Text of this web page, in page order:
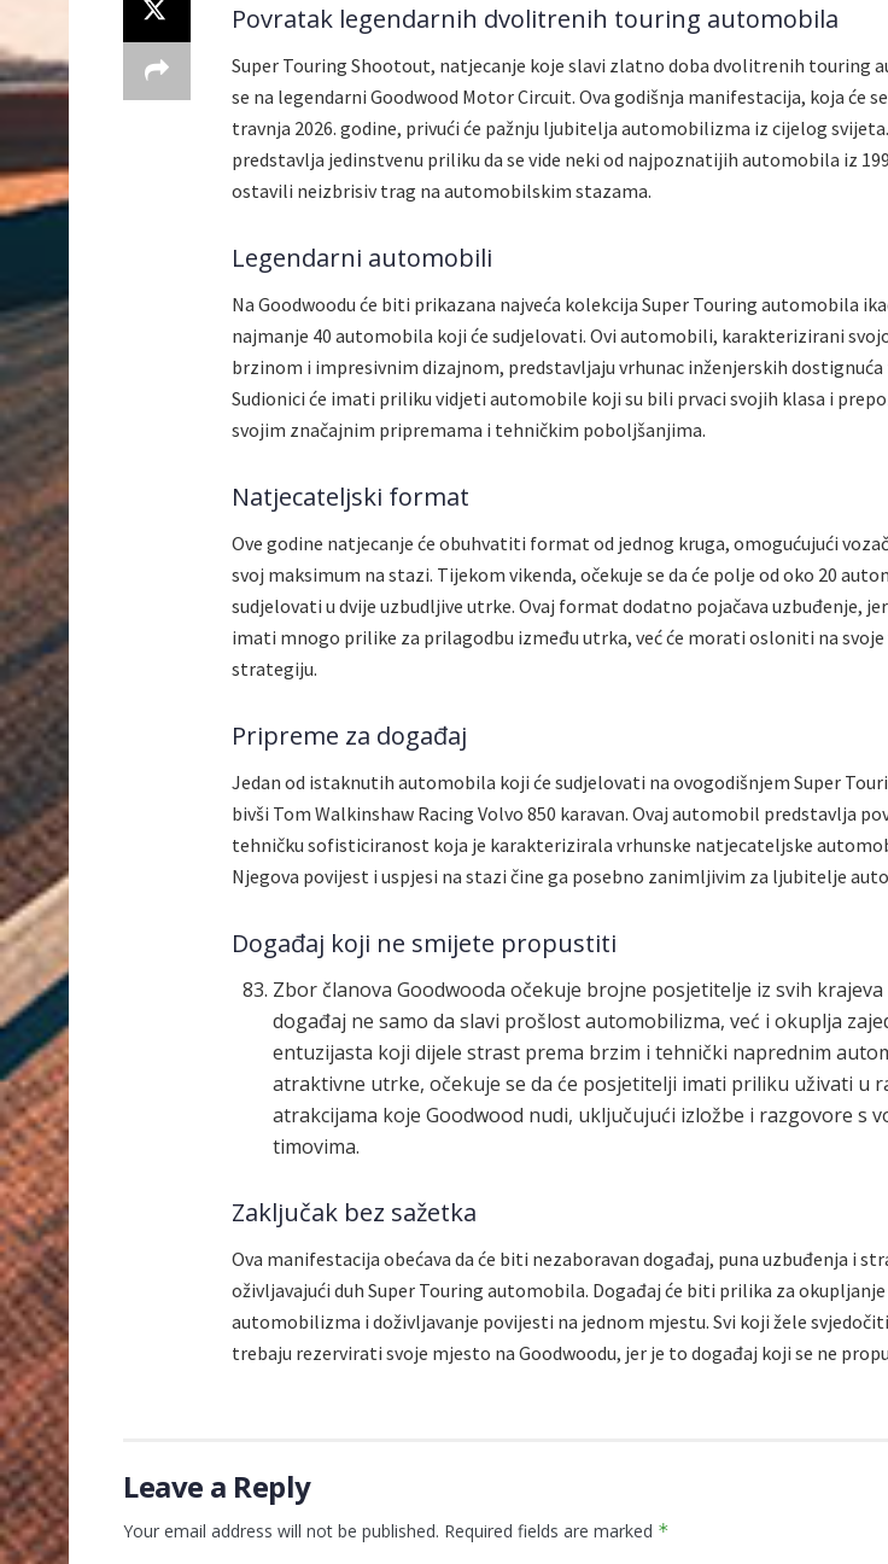
Povratak legendarnih dvolitrenih touring automobila
Super Touring Shootout, natjecanje koje slavi zlatno doba dvolitrenih touring
se na legendarni Goodwood Motor Circuit. Ova godišnja manifestacija, koja će
travnja 2026. godine, privući će pažnju ljubitelja automobilizma iz cijelog
predstavlja jedinstvenu priliku da se vide neki od najpoznatijih automobila iz
ostavili neizbrisiv trag na automobilskim stazama.
Legendarni automobili
Na Goodwoodu će biti prikazana najveća kolekcija Super Touring automobila
najmanje 40 automobila koji će sudjelovati. Ovi automobili, karakterizirani
brzinom i impresivnim dizajnom, predstavljaju vrhunac inženjerskih dostignuća
Sudionici će imati priliku vidjeti automobile koji su bili prvaci svojih klasa i
svojim značajnim pripremama i tehničkim poboljšanjima.
Natjecateljski format
Ove godine natjecanje će obuhvatiti format od jednog kruga, omogućujući
svoj maksimum na stazi. Tijekom vikenda, očekuje se da će polje od oko 20
sudjelovati u dvije uzbudljive utrke. Ovaj format dodatno pojačava uzbuđenje,
imati mnogo prilike za prilagodbu između utrka, već će morati osloniti na svoje
strategiju.
Pripreme za događaj
Jedan od istaknutih automobila koji će sudjelovati na ovogodišnjem Super
bivši Tom Walkinshaw Racing Volvo 850 karavan. Ovaj automobil predstavlja
tehničku sofisticiranost koja je karakterizirala vrhunske natjecateljske
Njegova povijest i uspjesi na stazi čine ga posebno zanimljivim za ljubitelje
Događaj koji ne smijete propustiti
Zbor članova Goodwooda očekuje brojne posjetitelje iz svih krajeva
događaj ne samo da slavi prošlost automobilizma, već i okuplja
entuzijasta koji dijele strast prema brzim i tehnički naprednim
atraktivne utrke, očekuje se da će posjetitelji imati priliku uživati u
atrakcijama koje Goodwood nudi, uključujući izložbe i razgovore s
timovima.
Zaključak bez sažetka
Ova manifestacija obećava da će biti nezaboravan događaj, puna uzbuđenja i
oživljavajući duh Super Touring automobila. Događaj će biti prilika za
automobilizma i doživljavanje povijesti na jednom mjestu. Svi koji žele
trebaju rezervirati svoje mjesto na Goodwoodu, jer je to događaj koji se ne
Leave a Reply
Your email address will not be published. Required fields are marked *